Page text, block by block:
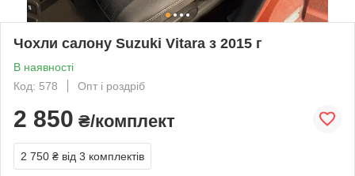
Чохли салону Suzuki Vitara з 2015 г
В наявності
Код: 578
Опт і роздріб
2 850 ₴/комплект
2 750 ₴ від 3 комплектів